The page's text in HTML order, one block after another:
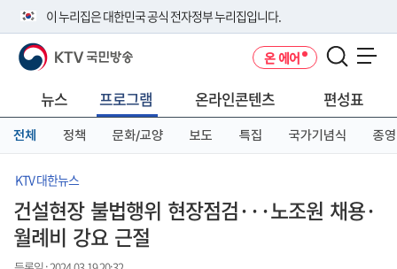
이 누리집은 대한민국 공식 전자정부 누리집입니다.
공식 누리집 주소 확인하기
니다.
이밖에 or.kr 또는 .kr등 다른 도메인 주소를 사용하고 있다면 아래 URL에
서 도메인 주소를 확인해 보세요
KTV 국민방송 온 에어
뉴스 프로그램 온라인콘텐츠 편성표
전체 정책 문화/교양 보도 특집 국가기념식 종영
KTV 대한뉴스
건설현장 불법행위 현장점검···노조원 채용·
월례비 강요 근절